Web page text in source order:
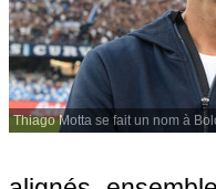
Thiago Motta se fait un nom à